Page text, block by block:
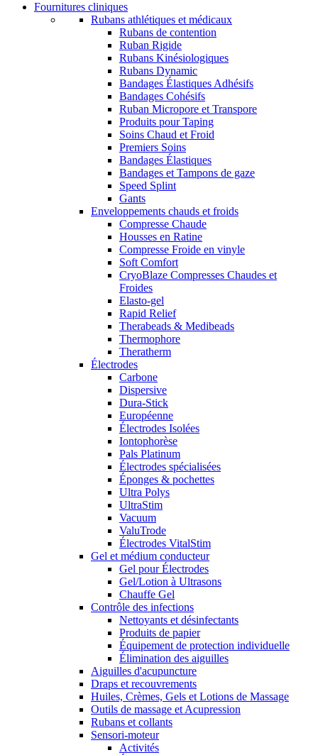
Fournitures cliniques
Rubans athlétiques et médicaux
Rubans de contention
Ruban Rigide
Rubans Kinésiologiques
Rubans Dynamic
Bandages Élastiques Adhésifs
Bandages Cohésifs
Ruban Micropore et Transpore
Produits pour Taping
Soins Chaud et Froid
Premiers Soins
Bandages Élastiques
Bandages et Tampons de gaze
Speed Splint
Gants
Enveloppements chauds et froids
Compresse Chaude
Housses en Ratine
Compresse Froide en vinyle
Soft Comfort
CryoBlaze Compresses Chaudes et
Froides
Elasto-gel
Rapid Relief
Therabeads & Medibeads
Thermophore
Theratherm
Électrodes
Carbone
Dispersive
Dura-Stick
Européenne
Électrodes Isolées
Iontophorèse
Pals Platinum
Électrodes spécialisées
Éponges & pochettes
Ultra Polys
UltraStim
Vacuum
ValuTrode
Électrodes VitalStim
Gel et médium conducteur
Gel pour Électrodes
Gel/Lotion à Ultrasons
Chauffe Gel
Contrôle des infections
Nettoyants et désinfectants
Produits de papier
Équipement de protection individuelle
Élimination des aiguilles
Aiguilles d'acupuncture
Draps et recouvrements
Huiles, Crèmes, Gels et Lotions de Massage
Outils de massage et Acupression
Rubans et collants
Sensori-moteur
Activités